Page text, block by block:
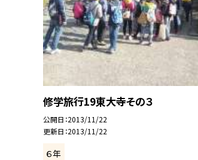
修学旅行19東大寺その３
公開日 2013/11/22
更新日 2013/11/22
６年